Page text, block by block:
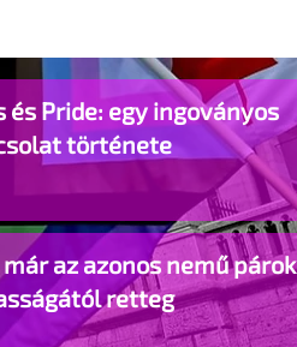
és Pride: egy ingoványos
története
már az azonos nemű párok
retteg